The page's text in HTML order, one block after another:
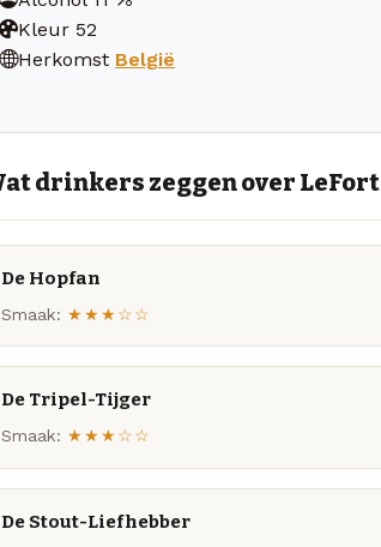
Kleur 52
Herkomst België
drinkers zeggen over LeFort
De Hopfan
Smaak: ★★★☆☆
De Tripel-Tijger
Smaak: ★★★☆☆
De Stout-Liefhebber